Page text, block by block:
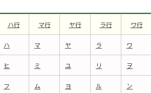
ハ行 マ行 ヤ行 ラ行 ワ行
ハ マ ヤ ラ ワ
ヒ ミ ユ リ ヲ
フ ム ヨ ル ン